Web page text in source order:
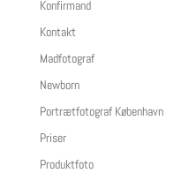
Konfirmand
Kontakt
Madfotograf
Newborn
Portrætfotograf København
Priser
Produktfoto